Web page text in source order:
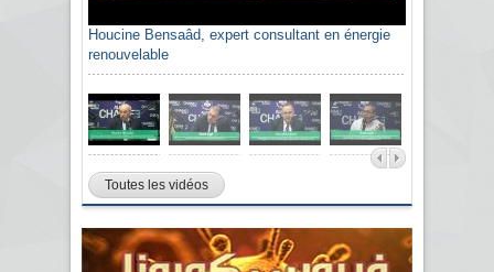
Houcine Bensaâd, expert consultant en énergie
renouvelable
Toutes les vidéos